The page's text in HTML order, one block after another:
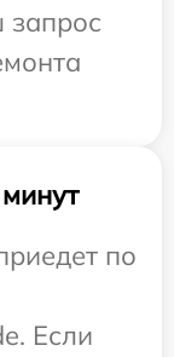
запрос
по
Если